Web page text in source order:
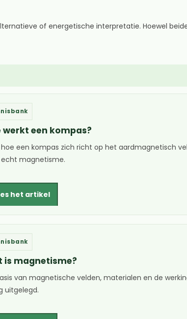
of energetische interpretatie. Hoewel
werkt een kompas?
hoe een kompas zich richt op het aardmagnetisch
magnetisme.
het artikel
is magnetisme?
van magnetische velden, materialen en de
uitgelegd.